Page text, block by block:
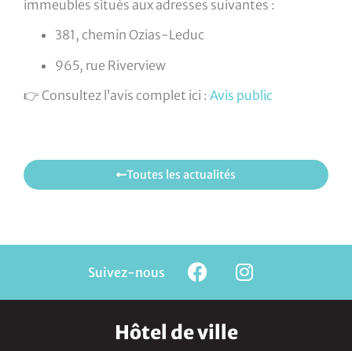
immeubles situés aux adresses suivantes :
381, chemin Ozias-Leduc
965, rue Riverview
👉 Consultez l’avis complet ici : Avis public
Toutes les actualités
Suivez-nous
Hôtel de ville